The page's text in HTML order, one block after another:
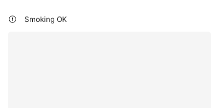
Smoking OK